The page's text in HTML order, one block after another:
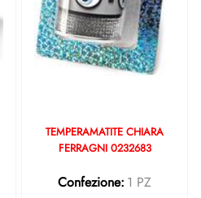
TEMPERAMATITE CHIARA
FERRAGNI 0232683
Confezione: 1 PZ